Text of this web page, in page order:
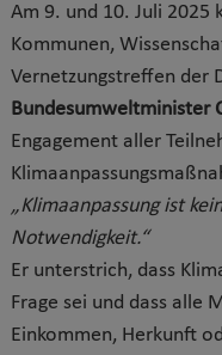
Am 9. und 10. Juli
Kommunen,
Vernetzungstreffen der
Bundesumweltminister
Engagement aller
„Klimaanpassung ist
Notwendigkeit.“
Er unterstrich, dass
Frage sei und dass alle
Einkommen, Herkunft